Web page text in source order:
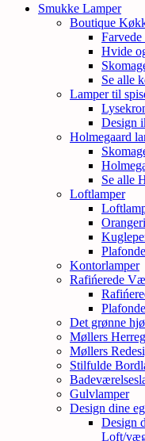
Smukke Lamper
Boutique
Hvide
Se alle
Lamper til
Design
Holmegaard
Se alle
Loftlamper
Kontorlamper
Rafińerede
Det grønne
Møllers
Møllers
Stilfulde
Gulvlamper
Design dine
Design
Loft/